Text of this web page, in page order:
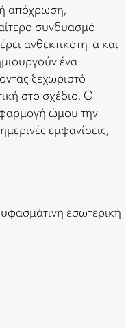
απόχρωση,
συνδυασμό
ανθεκτικότητα και
ένα
ξεχωριστό
στο σχέδιο. Ο
ώμου την
εμφανίσεις,
εσωτερική